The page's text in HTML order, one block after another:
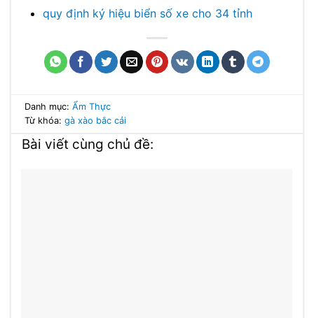
quy định ký hiệu biển số xe cho 34 tỉnh
Danh mục: Ẩm Thực
Từ khóa: gà xào bắc cải
Bài viết cùng chủ đề: